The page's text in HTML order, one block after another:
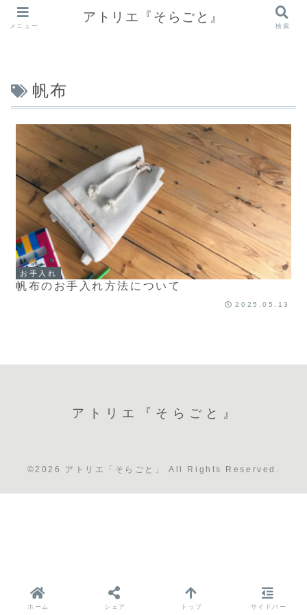
帆布
お手入れ
帆布のお手入れ方法について
2025.05.13
アトリエ『そらごと』
©2026 アトリエ「そらごと」 All Rights Reserved.
メニュー
アトリエ『そらごと』
検索
ホーム シェア トップ サイドバー